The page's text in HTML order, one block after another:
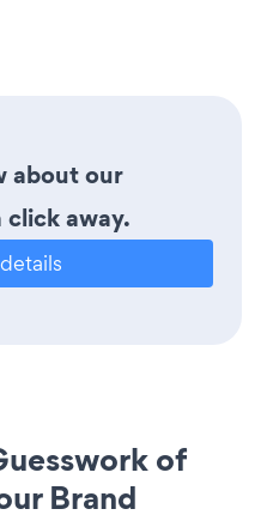
about our
click away.
of
Brand